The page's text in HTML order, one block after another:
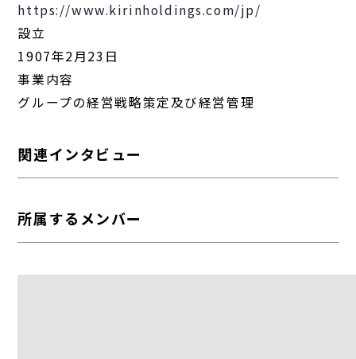
https://www.kirinholdings.com/jp/
設立
1907年2月23日
事業内容
グループの経営戦略策定及び経営管理
関連インタビュー
所属するメンバー